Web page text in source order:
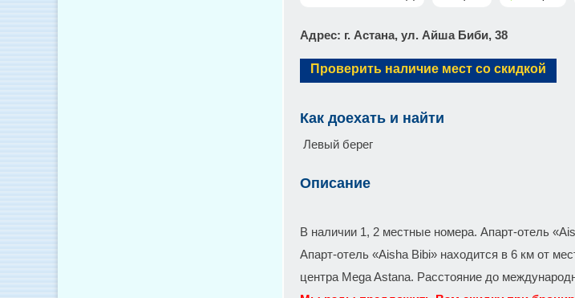
Адрес: г. Астана, ул. Айша Биби, 38
Проверить наличие мест со скидкой
Как доехать и найти
Левый берег
Описание
В наличии 1, 2 местные номера. Апарт-отель
Апарт-отель «Aisha Bibi» находится в 6 км от
центра Mega Astana. Расстояние до